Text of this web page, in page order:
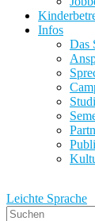
Infos
Das
Leichte Sprache